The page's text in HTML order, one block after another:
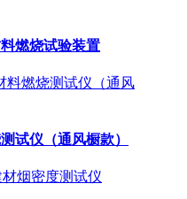
燃烧试验装置
试仪（通风橱款）